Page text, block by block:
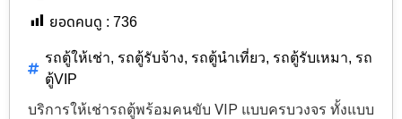
ยอดคนดู : 736
รถตู้ให้เช่า, รถตู้รับจ้าง, รถตู้นำเที่ยว, รถตู้รับเหมา, รถ
ตู้VIP
บริการให้เช่ารถตู้พร้อมคนขับ VIP แบบครบวงจร ทั้งแบบ